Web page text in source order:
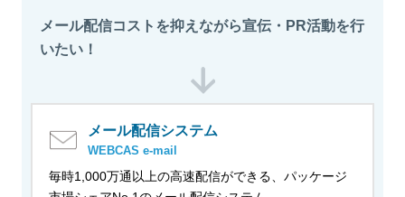
メール配信コストを抑えながら宣伝・PR活動を行
いたい！
メール配信システム
WEBCAS e-mail
毎時1,000万通以上の高速配信ができる、パッケージ